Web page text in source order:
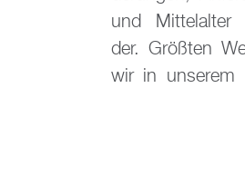
und Mit­tel­al­ter
der. Grö­ß­ten
wir in un­se­rem